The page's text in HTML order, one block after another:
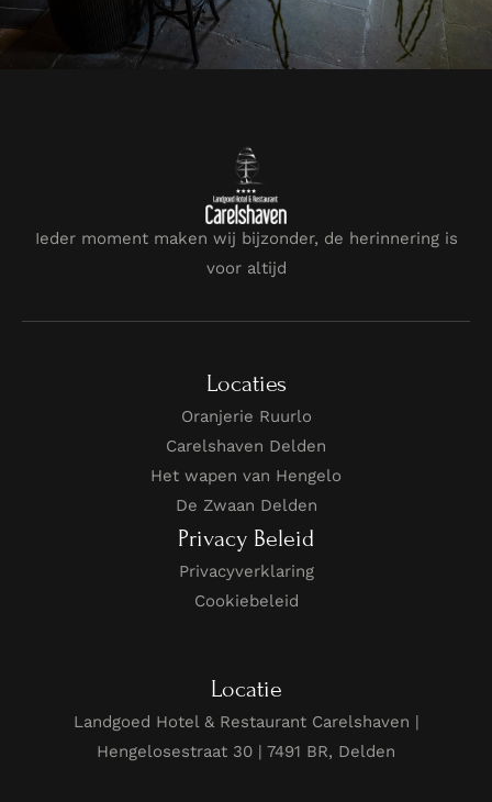
Ieder moment maken wij bijzonder, de herinnering is
voor altijd
Locaties
Oranjerie Ruurlo
Carelshaven Delden
Het wapen van Hengelo
De Zwaan Delden
Privacy Beleid
Privacyverklaring
Cookiebeleid
Locatie
Landgoed Hotel & Restaurant Carelshaven |
Hengelosestraat 30 | 7491 BR, Delden